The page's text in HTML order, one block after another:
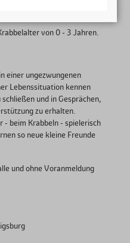
von 0 - 3 Jahren.
einer ungezwungenen
Lebenssituation kennen
und in Gesprächen,
zu erhalten.
- beim Krabbeln - spielerisch
so neue kleine Freunde
und ohne Voranmeldung